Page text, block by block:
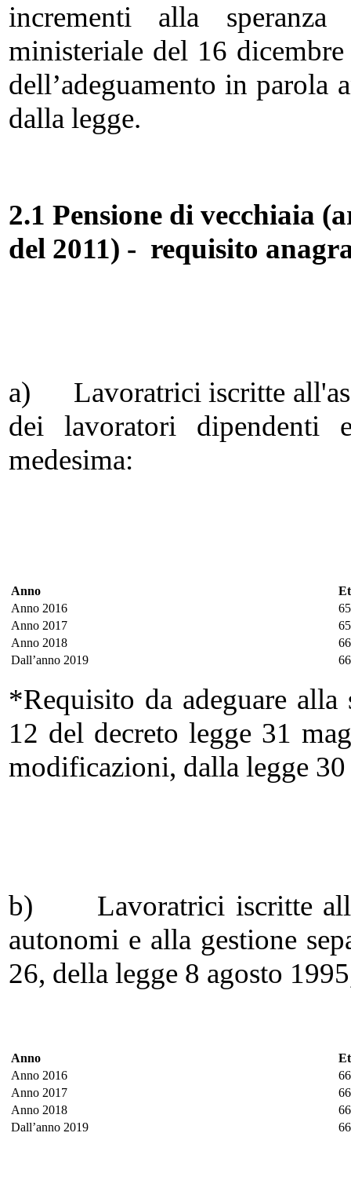
incrementi alla
ministeriale del 16
dell’adeguamento in
dalla legge.
2.1 Pensione di vecchiaia
del 2011) - requisito
a) Lavoratrici iscritte
dei lavoratori dipendenti
medesima:
Anno
Anno 2016
Anno 2017
Anno 2018
Dall’anno 2019
*Requisito da adeguare
12 del decreto legge 31
modificazioni, dalla legge
b) Lavoratrici iscritte alle
autonomi e alla gestione
26, della legge 8 agosto
Anno
Anno 2016
Anno 2017
Anno 2018
Dall’anno 2019